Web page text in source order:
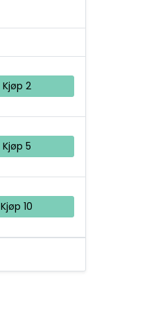
Kjøp 2
Kjøp 5
Kjøp 10